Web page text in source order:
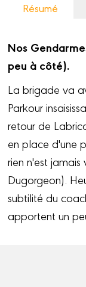
Résumé
Nos
peu à côté).
La brigade va
Parkour
retour de
en place d'une
rien n'est
Dugorgeon).
subtilité du
apportent un